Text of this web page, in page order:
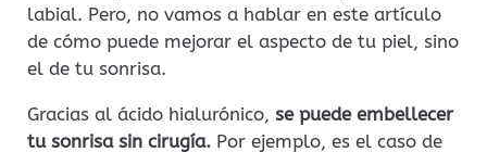
labial. Pero, no vamos a hablar en este artículo
de cómo puede mejorar el aspecto de tu piel, sino
el de tu sonrisa.
Gracias al ácido hialurónico, se puede embellecer
tu sonrisa sin cirugía. Por ejemplo, es el caso de